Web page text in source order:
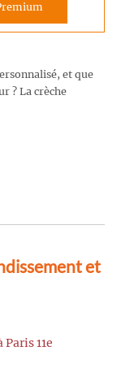
et que
? La crèche
et
11e